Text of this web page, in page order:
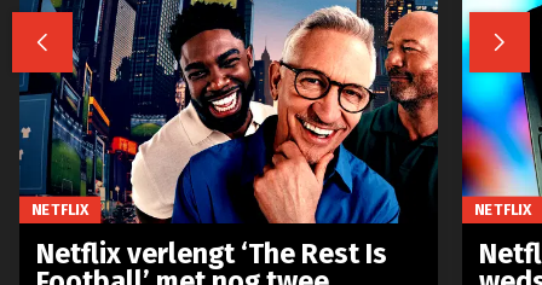
 
NETFLIX
Netflix verlengt ‘The Rest Is
NETFLIX